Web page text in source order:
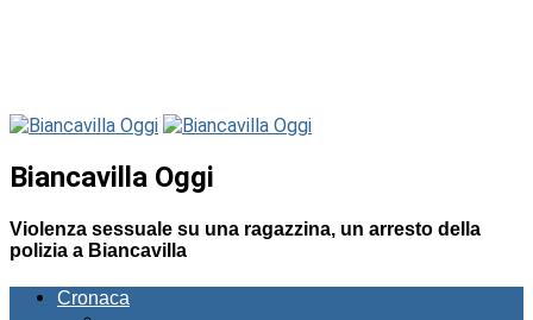
Biancavilla Oggi
Violenza sessuale su una ragazzina, un arresto della
polizia a Biancavilla
Cronaca